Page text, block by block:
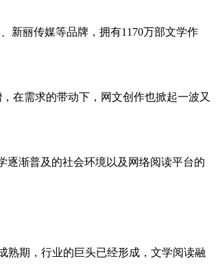
新丽传媒等品牌，拥有1170万部文学作
在需求的带动下，网文创作也掀起一波又
渐普及的社会环境以及网络阅读平台的
期，行业的巨头已经形成，文学阅读融